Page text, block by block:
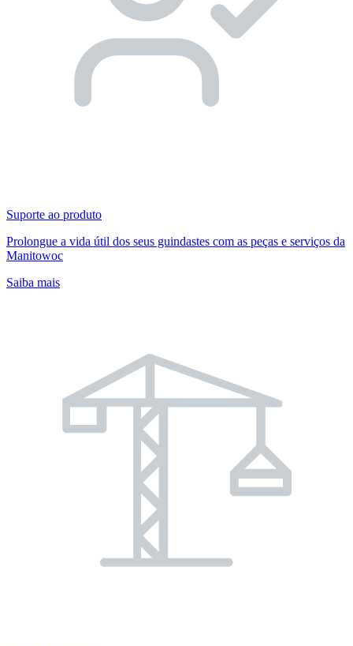
Suporte ao produto
Prolongue a vida útil dos seus guindastes com as peças e serviços da
Manitowoc
Saiba mais